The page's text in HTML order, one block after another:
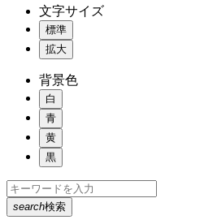
文字サイズ
標準
拡大
背景色
白
青
黄
黒
search検索